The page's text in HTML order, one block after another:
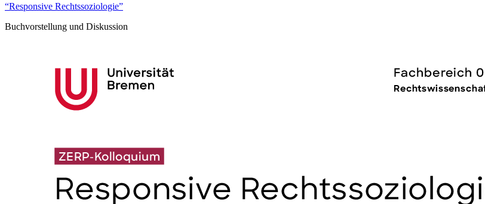
“Responsive Rechtssoziologie”
Buchvorstellung und Diskussion